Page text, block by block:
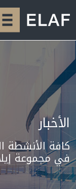
الأخبار
كافة الأنشطة
في مجموعة